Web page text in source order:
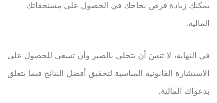
يمكنك زيادة فرص نجاحك في الحصول على مستحقاتك
المالية.
في النهاية، لا تنسَ أن تتحلى بالصبر وأن تسعى للحصول على
الاستشارة القانونية المناسبة لتحقيق أفضل النتائج فيما يتعلق
بدعواك المالية.